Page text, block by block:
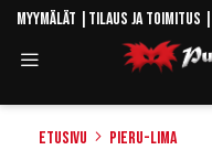
Myymälät Tilaus ja toimitus
Etusivu Pieru-lima